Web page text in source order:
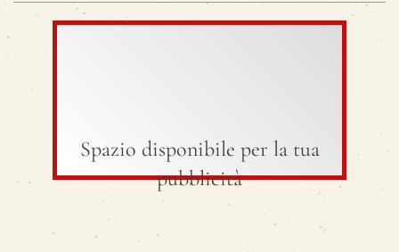
Spazio disponibile per la tua
pubblicità